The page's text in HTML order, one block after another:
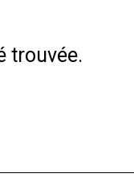
trouvée.